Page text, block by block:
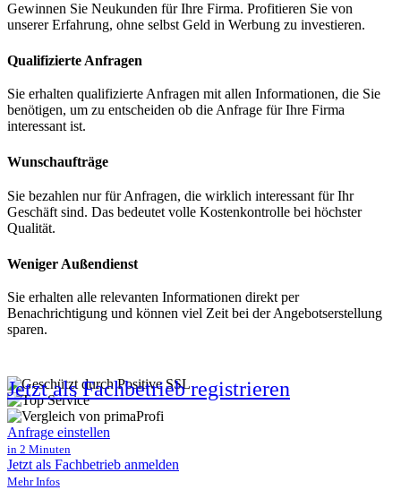
Gewinnen Sie Neukunden für Ihre Firma. Profitieren Sie von
unserer Erfahrung, ohne selbst Geld in Werbung zu investieren.
Qualifizierte Anfragen
Sie erhalten qualifizierte Anfragen mit allen Informationen, die Sie
benötigen, um zu entscheiden ob die Anfrage für Ihre Firma
interessant ist.
Wunschaufträge
Sie bezahlen nur für Anfragen, die wirklich interessant für Ihr
Geschäft sind. Das bedeutet volle Kostenkontrolle bei höchster
Qualität.
Weniger Außendienst
Sie erhalten alle relevanten Informationen direkt per
Benachrichtigung und können viel Zeit bei der Angebotserstellung
sparen.
Jetzt als Fachbetrieb registrieren
Anfrage einstellen
in 2 Minuten
Jetzt als Fachbetrieb anmelden
Mehr Infos